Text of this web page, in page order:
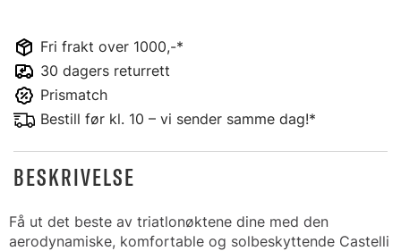
Fri frakt over 1000,-*
30 dagers returrett
Prismatch
Bestill før kl. 10 – vi sender samme dag!*
BESKRIVELSE
Få ut det beste av triatlonøktene dine med den
aerodynamiske, komfortable og solbeskyttende Castelli